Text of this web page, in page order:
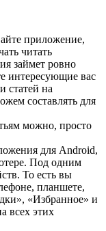
приложение,
читать
займет ровно
интересующие вас
статей на
составлять для
можно, просто
для Android,
Под одним
То есть вы
планшете,
«Избранное» и
всех этих